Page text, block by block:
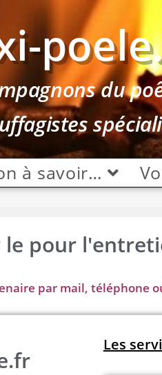
du
à savoir…
pour
par mail, téléphone
Les